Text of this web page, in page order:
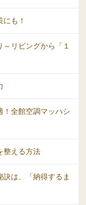
も！
リビングから「１
！全館空調マッハシ
整える方法
は、「納得するま